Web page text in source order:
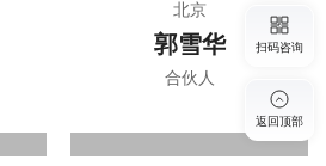
北京
郭雪华
合伙人
扫码咨询
返回顶部